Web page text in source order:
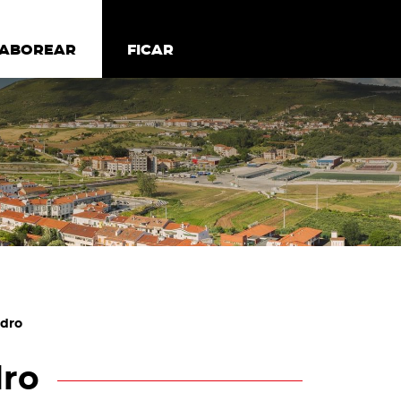
SABOREAR FICAR
FICAR